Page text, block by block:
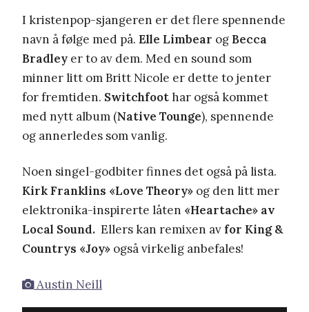
I kristenpop-sjangeren er det flere spennende
navn å følge med på. Elle Limbear og Becca
Bradley er to av dem. Med en sound som
minner litt om Britt Nicole er dette to jenter
for fremtiden. Switchfoothar også kommet
med nytt album (Native Tounge), spennende
og annerledes som vanlig.
Noen singel-godbiter finnes det også på lista.
Kirk Franklins «Love Theory» og den litt mer
elektronika-inspirerte låten «Heartache» av
Local Sound. Ellers kan remixen av for King &
Countrys «Joy» også virkelig anbefales!
Austin Neill